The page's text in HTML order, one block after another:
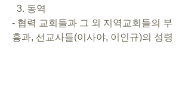
  3. 동역
- 협력 교회들과 그 외 지역교회들의 부
흥과, 선교사들(이사야, 이인규)의 성령